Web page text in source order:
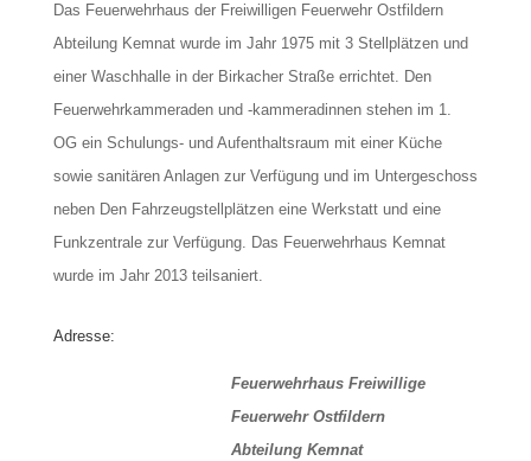
Das Feuerwehrhaus der Freiwilligen Feuerwehr Ostfildern
Abteilung Kemnat wurde im Jahr 1975 mit 3 Stellplätzen und
einer Waschhalle in der Birkacher Straße errichtet. Den
Feuerwehrkammeraden und -kammeradinnen stehen im 1.
OG ein Schulungs- und Aufenthaltsraum mit einer Küche
sowie sanitären Anlagen zur Verfügung und im Untergeschoss
neben Den Fahrzeugstellplätzen eine Werkstatt und eine
Funkzentrale zur Verfügung. Das Feuerwehrhaus Kemnat
wurde im Jahr 2013 teilsaniert.
Adresse:
Feuerwehrhaus Freiwillige
Feuerwehr Ostfildern
Abteilung Kemnat